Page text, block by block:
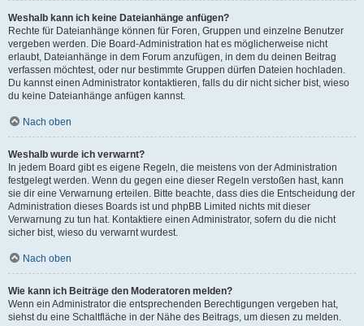
Weshalb kann ich keine Dateianhänge anfügen?
Rechte für Dateianhänge können für Foren, Gruppen und einzelne Benutzer
vergeben werden. Die Board-Administration hat es möglicherweise nicht
erlaubt, Dateianhänge in dem Forum anzufügen, in dem du deinen Beitrag
verfassen möchtest, oder nur bestimmte Gruppen dürfen Dateien hochladen.
Du kannst einen Administrator kontaktieren, falls du dir nicht sicher bist, wieso
du keine Dateianhänge anfügen kannst.
Nach oben
Weshalb wurde ich verwarnt?
In jedem Board gibt es eigene Regeln, die meistens von der Administration
festgelegt werden. Wenn du gegen eine dieser Regeln verstoßen hast, kann
sie dir eine Verwarnung erteilen. Bitte beachte, dass dies die Entscheidung der
Administration dieses Boards ist und phpBB Limited nichts mit dieser
Verwarnung zu tun hat. Kontaktiere einen Administrator, sofern du die nicht
sicher bist, wieso du verwarnt wurdest.
Nach oben
Wie kann ich Beiträge den Moderatoren melden?
Wenn ein Administrator die entsprechenden Berechtigungen vergeben hat,
siehst du eine Schaltfläche in der Nähe des Beitrags, um diesen zu melden.